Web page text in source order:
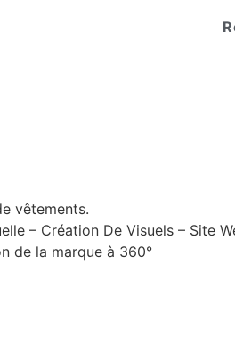
vêtements.
– Création De Visuels – Site
de la marque à 360°